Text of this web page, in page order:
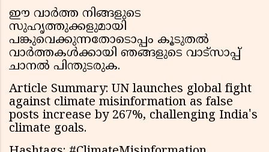
ഈ വാർത്ത നിങ്ങളുടെ
സുഹൃത്തുക്കളുമായി
പങ്കുവെക്കുന്നതോടൊപ്പം കൂടുതൽ
വാർത്തകൾക്കായി ഞങ്ങളുടെ വാട്സാപ്പ്
ചാനൽ പിന്തുടരുക.
Article Summary: UN launches global fight
against climate misinformation as false
posts increase by 267%, challenging India's
climate goals.